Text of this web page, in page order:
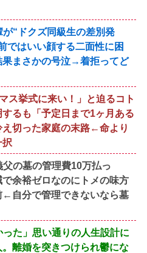
“ドクズ同級生の差別発
ではいい顔する二面性に困
まさかの号泣→着拒ってど
ス挙式に来い！」と迫るコト
るも「予定日まで1ヶ月ある
切った家庭の末路←命より
択
の墓の管理費10万払っ
余裕ゼロなのにトメの味方
←自分で管理できないなら墓
った」思い通りの人生設計に
離婚を突きつけられ鬱にな